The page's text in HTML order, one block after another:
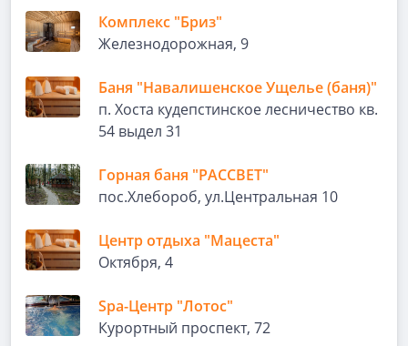
Комплекс "Бриз"
Железнодорожная, 9
Баня "Навалишенское Ущелье (баня)"
п. Хоста кудепстинское лесничество кв.
54 выдел 31
Горная баня "РАССВЕТ"
пос.Хлебороб, ул.Центральная 10
Центр отдыха "Мацеста"
Октября, 4
Spa-Центр "Лотос"
Курортный проспект, 72